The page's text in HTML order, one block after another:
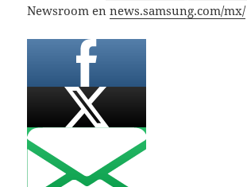
Newsroom ennews.samsung.com/mx/​